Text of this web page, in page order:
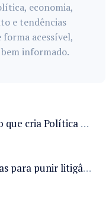
economia,
e tendências
forma acessível,
informado.
Câmara analisa projeto que cria Política Nacional de Qualificação e Valorização da Preceptoria na Residência Médica
Projeto de lei cria regras para punir litigância abusiva reversa e integrar sistemas do Judiciário